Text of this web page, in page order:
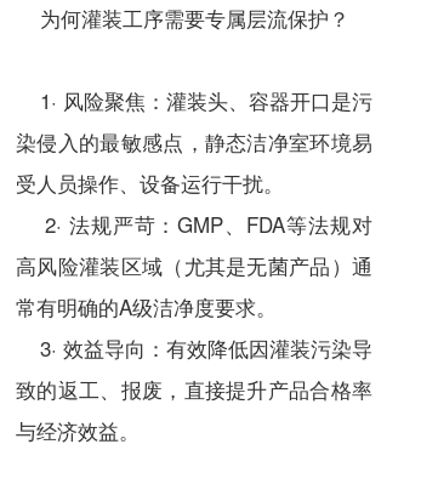
为何灌装工序需要专属层流保护？
1· 风险聚焦：灌装头、容器开口是污
染侵入的最敏感点，静态洁净室环境易
受人员操作、设备运行干扰。
2· 法规严苛：GMP、FDA等法规对
高风险灌装区域（尤其是无菌产品）通
常有明确的A级洁净度要求。
3· 效益导向：有效降低因灌装污染导
致的返工、报废，直接提升产品合格率
与经济效益。